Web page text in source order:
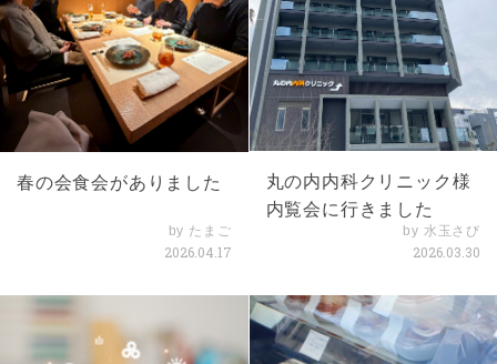
春の会食会がありました
by たまご
2026.04.17
丸の内内科クリニック様
内覧会に行きました
by 水玉さび
2026.03.30